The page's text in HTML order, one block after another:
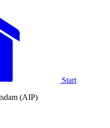
Start
(AIP)